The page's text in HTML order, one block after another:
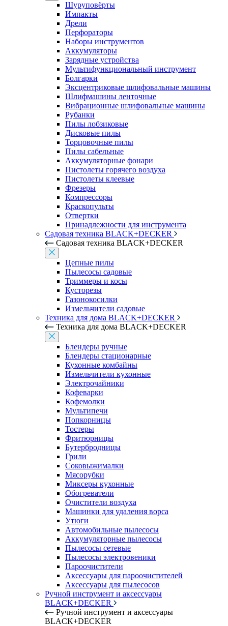
Шуруповёрты
Импакты
Дрели
Перфораторы
Наборы инструментов
Аккумуляторы
Зарядные устройства
Мультифункциональный инструмент
Болгарки
Эксцентриковые шлифовальные машины
Шлифмашины ленточные
Вибрационные шлифовальные машины
Рубанки
Пилы лобзиковые
Дисковые пилы
Торцовочные пилы
Пилы сабельные
Аккумуляторные фонари
Пистолеты горячего воздуха
Пистолеты клеевые
Фрезеры
Компрессоры
Краскопульты
Отвертки
Принадлежности для инструмента
Садовая техника BLACK+DECKER
Садовая техника BLACK+DECKER
Цепные пилы
Пылесосы садовые
Триммеры и косы
Кусторезы
Газонокосилки
Измельчители садовые
Техника для дома BLACK+DECKER
Техника для дома BLACK+DECKER
Блендеры ручные
Блендеры стационарные
Кухонные комбайны
Измельчители кухонные
Электрочайники
Кофеварки
Кофемолки
Мультипечи
Попкорницы
Тостеры
Фритюрницы
Бутербродницы
Грили
Соковыжималки
Мясорубки
Миксеры кухонные
Обогреватели
Очистители воздуха
Машинки для удаления ворса
Утюги
Автомобильные пылесосы
Аккумуляторные пылесосы
Пылесосы сетевые
Пылесосы электровеники
Пароочистители
Аксессуары для пароочистителей
Аксессуары для пылесосов
Ручной инструмент и аксессуары
BLACK+DECKER
Ручной инструмент и аксессуары
BLACK+DECKER